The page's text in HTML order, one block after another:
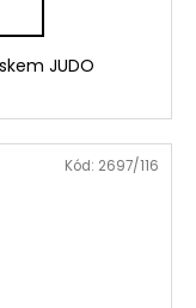
JUDO
Kód: 2697/116